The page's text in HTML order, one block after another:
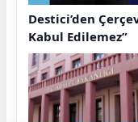
Destici’den
Kabul Edilemez”